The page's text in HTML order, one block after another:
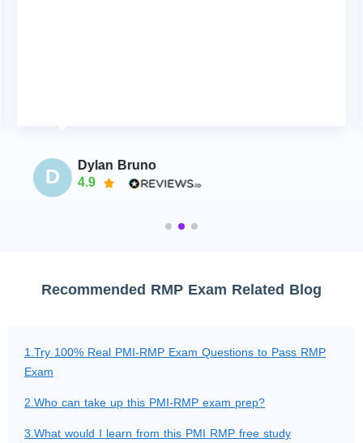
D
Dylan Bruno
4.9
Recommended RMP Exam Related Blog
1.Try 100% Real PMI-RMP Exam Questions to Pass RMP
Exam
2.Who can take up this PMI-RMP exam prep?
3.What would I learn from this PMI RMP free study